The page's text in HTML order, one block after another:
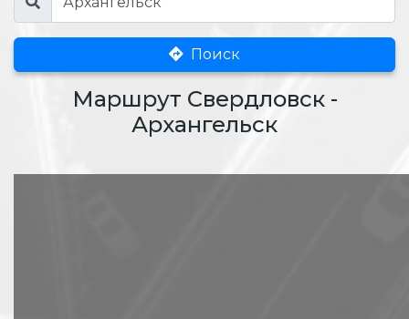
Поиск
Маршрут Свердловск -
Архангельск